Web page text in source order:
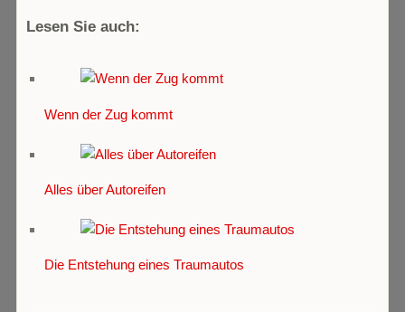
Lesen Sie auch:
Wenn der Zug kommt
Alles über Autoreifen
Die Entstehung eines Traumautos